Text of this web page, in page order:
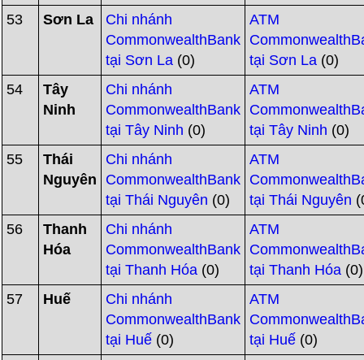
53 Sơn La
Chi nhánh
CommonwealthBank
tại Sơn La (0)
ATM
tại Sơn La (0)
54
Tây
Ninh
Chi nhánh
CommonwealthBank
tại Tây Ninh (0)
ATM
tại Tây Ninh (0)
55
Thái
Nguyên
Chi nhánh
CommonwealthBank
tại Thái Nguyên (0)
ATM
tại Thái Nguyên
56
Thanh
Hóa
Chi nhánh
CommonwealthBank
tại Thanh Hóa (0)
ATM
tại Thanh Hóa (0)
57
Huế
Chi nhánh
CommonwealthBank
tại Huế (0)
ATM
tại Huế (0)